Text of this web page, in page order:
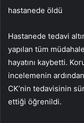
hastanede öldü
Hastanede tedavi
yapılan tüm
hayatını kaybetti.
incelemenin
CK’nin tedavisinin
ettiği öğrenildi.